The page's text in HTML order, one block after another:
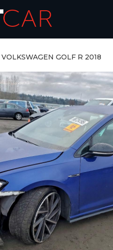
VOLKSWAGEN GOLF R 2018